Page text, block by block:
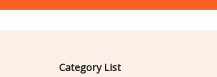
Category List